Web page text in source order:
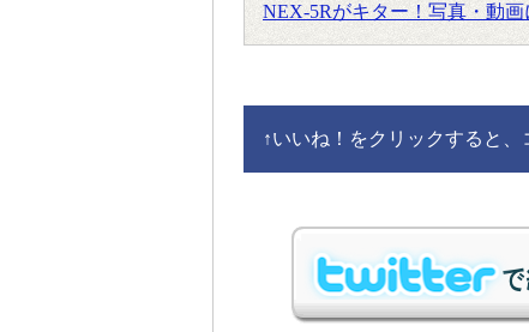
NEX-5Rがキター！写真・動
↑いいね！をクリックすると、